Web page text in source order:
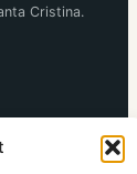
Cristina.